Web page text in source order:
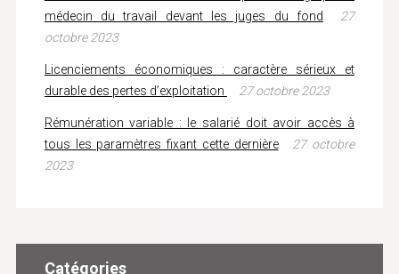
médecin du travail devant les juges du fond
27
octobre 2023
Licenciements économiques : caractère sérieux et
durable des pertes d’exploitation
27 octobre 2023
Rémunération variable : le salarié doit avoir accès à
tous les paramètres fixant cette dernière
27 octobre
2023
Catégories